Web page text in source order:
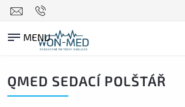
QMED SEDACÍ POLŠTÁŘ